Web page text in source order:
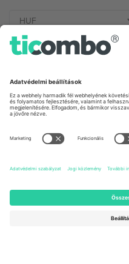
Germany
Unter den Linden 24, 10117
Berlin, Germany
Newark, Delaware 19713, United
States